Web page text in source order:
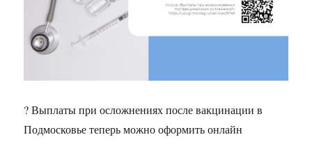
? Выплаты при осложнениях после вакцинации в
Подмосковье теперь можно оформить онлайн